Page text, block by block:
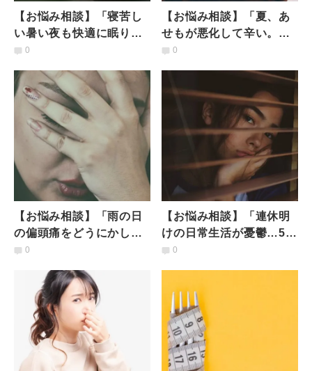
【お悩み相談】「寝苦し
い暑い夜も快適に眠りた
い！」#毒出し保健室
0
【お悩み相談】「夏、あ
せもが悪化して辛い。防
ぐには？」 #毒出し保健
0
【お悩み相談】「雨の日
の偏頭痛をどうにかした
い！」#毒出し保健室
0
【お悩み相談】「連休明
けの日常生活が憂鬱…5月
病の乗り切り方を教え
0